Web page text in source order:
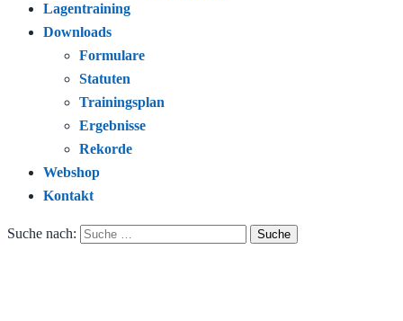
Lagentraining
Downloads
Formulare
Statuten
Trainingsplan
Ergebnisse
Rekorde
Webshop
Kontakt
Suche nach: